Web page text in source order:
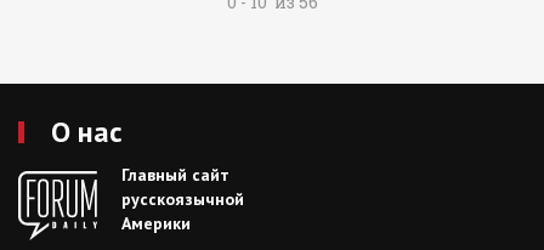
О нас
Главный сайт
русскоязычной
Америки